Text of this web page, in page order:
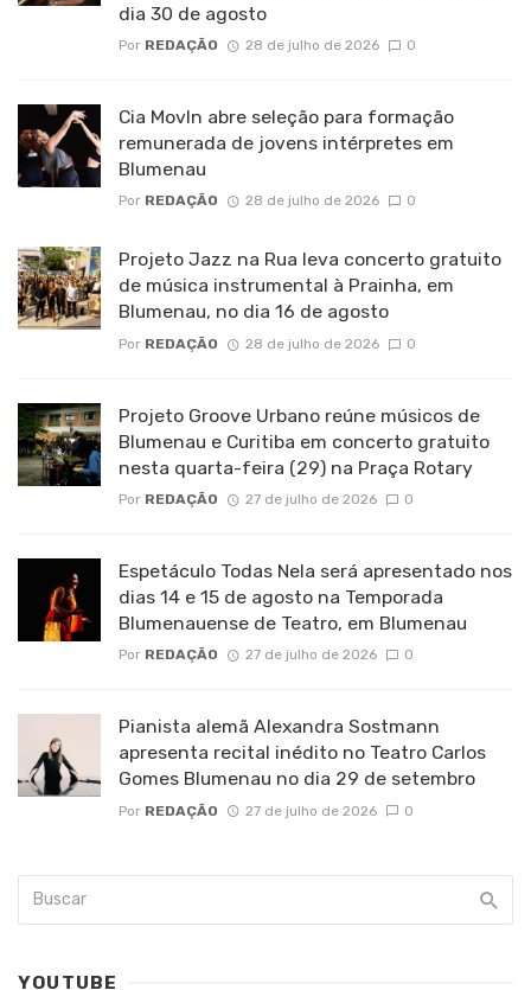
dia 30 de agosto
Por REDAÇÃO 28 de julho de 2026 0
Cia MovIn abre seleção para formação
remunerada de jovens intérpretes em
Blumenau
Por REDAÇÃO 28 de julho de 2026 0
Projeto Jazz na Rua leva concerto gratuito
de música instrumental à Prainha, em
Blumenau, no dia 16 de agosto
Por REDAÇÃO 28 de julho de 2026 0
Projeto Groove Urbano reúne músicos de
Blumenau e Curitiba em concerto gratuito
nesta quarta-feira (29) na Praça Rotary
Por REDAÇÃO 27 de julho de 2026 0
Espetáculo Todas Nela será apresentado nos
dias 14 e 15 de agosto na Temporada
Blumenauense de Teatro, em Blumenau
Por REDAÇÃO 27 de julho de 2026 0
Pianista alemã Alexandra Sostmann
apresenta recital inédito no Teatro Carlos
Gomes Blumenau no dia 29 de setembro
Por REDAÇÃO 27 de julho de 2026 0
YOUTUBE